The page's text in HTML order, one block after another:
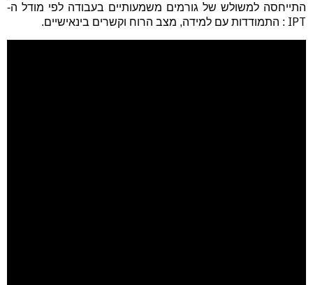
התייחסה למשולש של גורמים משמעותיים בעבודה לפי מודל ה-
IPT : התמודדות עם למידה, מצב הרוח וקשרים בינאישיים.